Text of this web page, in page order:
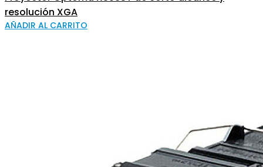
resolución XGA
AÑADIR AL CARRITO